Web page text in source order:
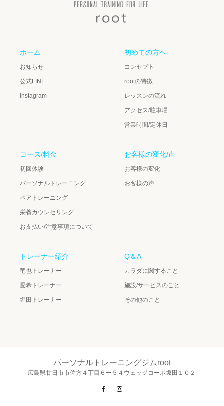
ホーム
お知らせ
公式LINE
instagram
初めての方へ
コンセプト
rootの特徴
レッスンの流れ
アクセス/駐車場
営業時間/定休日
コース/料金
初回体験
パーソナルトレーニング
ペアトレーニング
栄養カウンセリング
お支払い/注意事項について
お客様の変化/声
お客様の変化
お客様の声
トレーナー紹介
竜也トレーナー
愛希トレーナー
堀田トレーナー
Q＆A
カラダに関すること
施設/サービスのこと
その他のこと
パーソナルトレーニングジムroot
広島県廿日市市佐方４丁目６ー５４ウェッジコーポ坂田１０２
Facebook